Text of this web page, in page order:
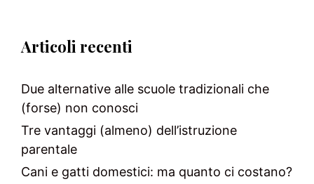
Articoli recenti
Due alternative alle scuole tradizionali che
(forse) non conosci
Tre vantaggi (almeno) dell’istruzione
parentale
Cani e gatti domestici: ma quanto ci costano?